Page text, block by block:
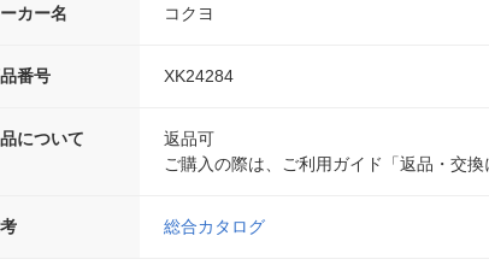
カー名 コクヨ
番号 XK24284
について
返品可
ご購入の際は、ご利用ガイド「返品・交
総合カタログ